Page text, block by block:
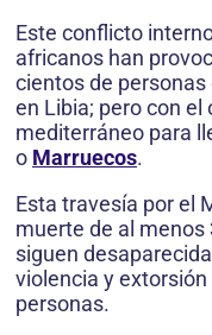
Este conflicto
africanos han
cientos de
en Libia; pero con
mediterráneo para
o Marruecos.
Esta travesía por el
muerte de al menos
siguen
violencia y
personas.